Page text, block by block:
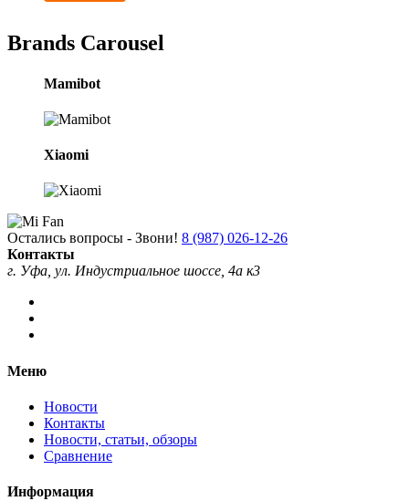
Brands Carousel
Mamibot
Xiaomi
Остались вопросы - Звони! 8 (987) 026-12-26
Контакты
г. Уфа, ул. Индустриальное шоссе, 4а к3
Меню
Новости
Контакты
Новости, статьи, обзоры
Сравнение
Информация